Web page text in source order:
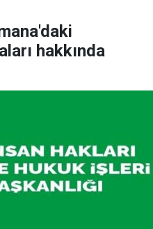
hakkında